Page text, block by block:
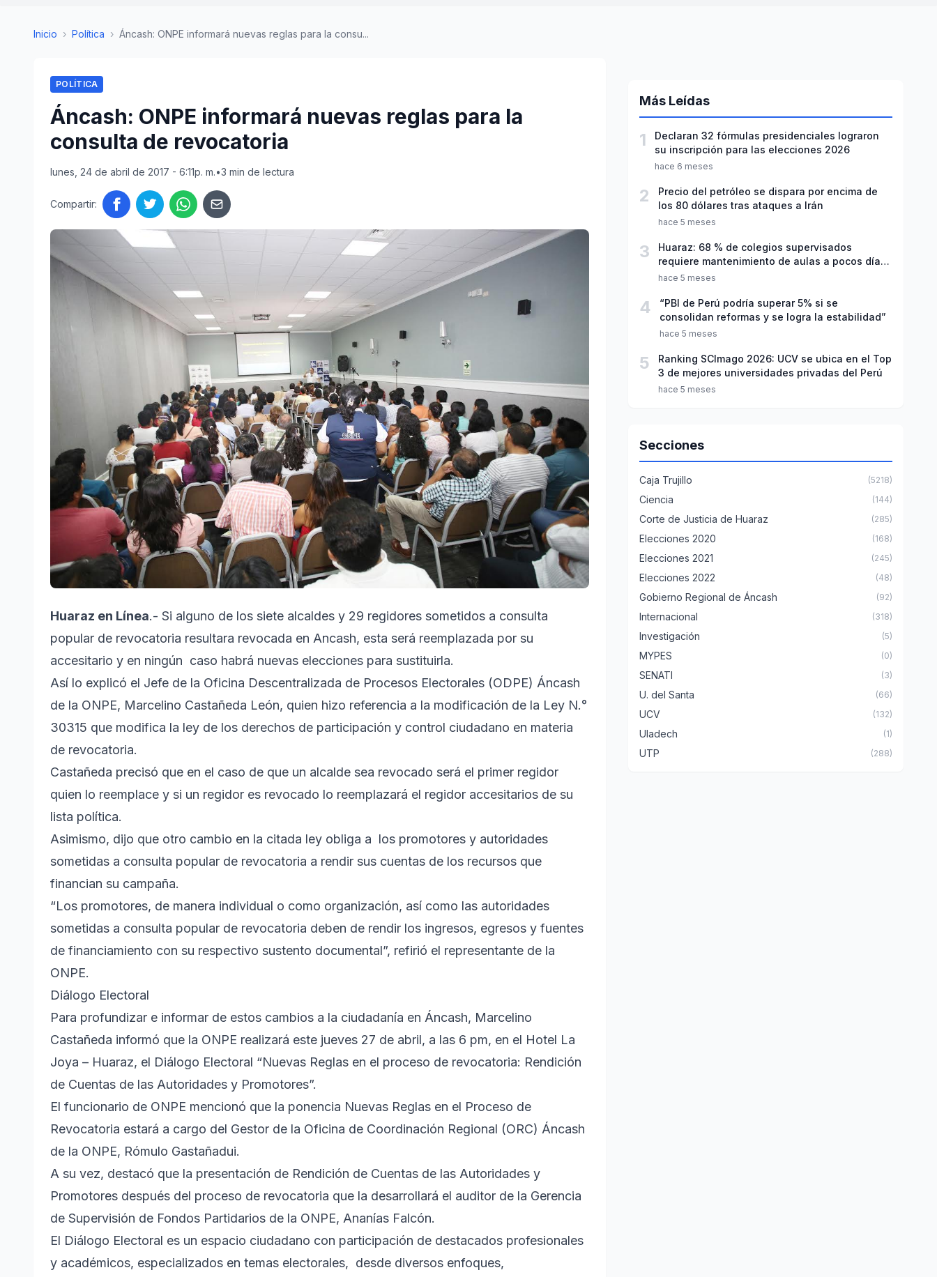
Inicio › Política › Áncash: ONPE informará nuevas reglas para la consu...
POLÍTICA
Áncash: ONPE informará nuevas reglas para la
consulta de revocatoria
lunes, 24 de abril de 2017 - 6:11p. m.•3 min de lectura
Compartir:
Huaraz en Línea.- Si alguno de los siete alcaldes y 29 regidores sometidos a consulta
popular de revocatoria resultara revocada en Ancash, esta será reemplazada por su
accesitario y en ningún caso habrá nuevas elecciones para sustituirla.
Así lo explicó el Jefe de la Oficina Descentralizada de Procesos Electorales (ODPE) Áncash
de la ONPE, Marcelino Castañeda León, quien hizo referencia a la modificación de la Ley N.°
30315 que modifica la ley de los derechos de participación y control ciudadano en materia
de revocatoria.
Castañeda precisó que en el caso de que un alcalde sea revocado será el primer regidor
quien lo reemplace y si un regidor es revocado lo reemplazará el regidor accesitarios de su
lista política.
Asimismo, dijo que otro cambio en la citada ley obliga a los promotores y autoridades
sometidas a consulta popular de revocatoria a rendir sus cuentas de los recursos que
financian su campaña.
“Los promotores, de manera individual o como organización, así como las autoridades
sometidas a consulta popular de revocatoria deben de rendir los ingresos, egresos y fuentes
de financiamiento con su respectivo sustento documental”, refirió el representante de la
ONPE.
Diálogo Electoral
Para profundizar e informar de estos cambios a la ciudadanía en Áncash, Marcelino
Castañeda informó que la ONPE realizará este jueves 27 de abril, a las 6 pm, en el Hotel La
Joya – Huaraz, el Diálogo Electoral “Nuevas Reglas en el proceso de revocatoria: Rendición
de Cuentas de las Autoridades y Promotores”.
El funcionario de ONPE mencionó que la ponencia Nuevas Reglas en el Proceso de
Revocatoria estará a cargo del Gestor de la Oficina de Coordinación Regional (ORC) Áncash
de la ONPE, Rómulo Gastañadui.
A su vez, destacó que la presentación de Rendición de Cuentas de las Autoridades y
Promotores después del proceso de revocatoria que la desarrollará el auditor de la Gerencia
de Supervisión de Fondos Partidarios de la ONPE, Ananías Falcón.
El Diálogo Electoral es un espacio ciudadano con participación de destacados profesionales
y académicos, especializados en temas electorales, desde diversos enfoques,
Más Leídas
1
Declaran 32 fórmulas presidenciales lograron
su inscripción para las elecciones 2026
hace 6 meses
2
Precio del petróleo se dispara por encima de
los 80 dólares tras ataques a Irán
hace 5 meses
3
Huaraz: 68 % de colegios supervisados
requiere mantenimiento de aulas a pocos días
de inicio del año escolar 2026
hace 5 meses
4
“PBI de Perú podría superar 5% si se
consolidan reformas y se logra la estabilidad”
hace 5 meses
5
Ranking SCImago 2026: UCV se ubica en el Top
3 de mejores universidades privadas del Perú
hace 5 meses
Secciones
Caja Trujillo (5218)
Ciencia (144)
Corte de Justicia de Huaraz (285)
Elecciones 2020 (168)
Elecciones 2021 (245)
Elecciones 2022 (48)
Gobierno Regional de Áncash (92)
Internacional (318)
Investigación (5)
MYPES (0)
SENATI (3)
U. del Santa (66)
UCV (132)
Uladech (1)
UTP (288)